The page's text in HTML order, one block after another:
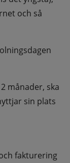
och så
månader, ska
sin plats
fakturering